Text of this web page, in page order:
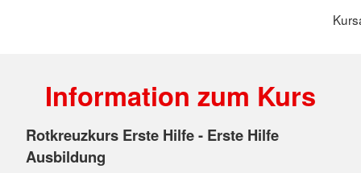
Information zum Kurs
Rotkreuzkurs Erste Hilfe - Erste Hilfe
Ausbildung